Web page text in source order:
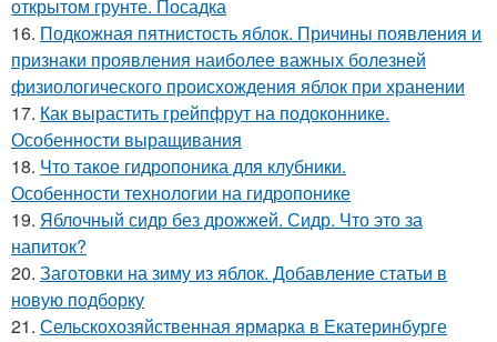
открытом грунте. Посадка
16. Подкожная пятнистость яблок. Причины появления и
признаки проявления наиболее важных болезней
физиологического происхождения яблок при хранении
17. Как вырастить грейпфрут на подоконнике.
Особенности выращивания
18. Что такое гидропоника для клубники.
Особенности технологии на гидропонике
19. Яблочный сидр без дрожжей. Сидр. Что это за
напиток?
20. Заготовки на зиму из яблок. Добавление статьи в
новую подборку
21. Сельскохозяйственная ярмарка в Екатеринбурге